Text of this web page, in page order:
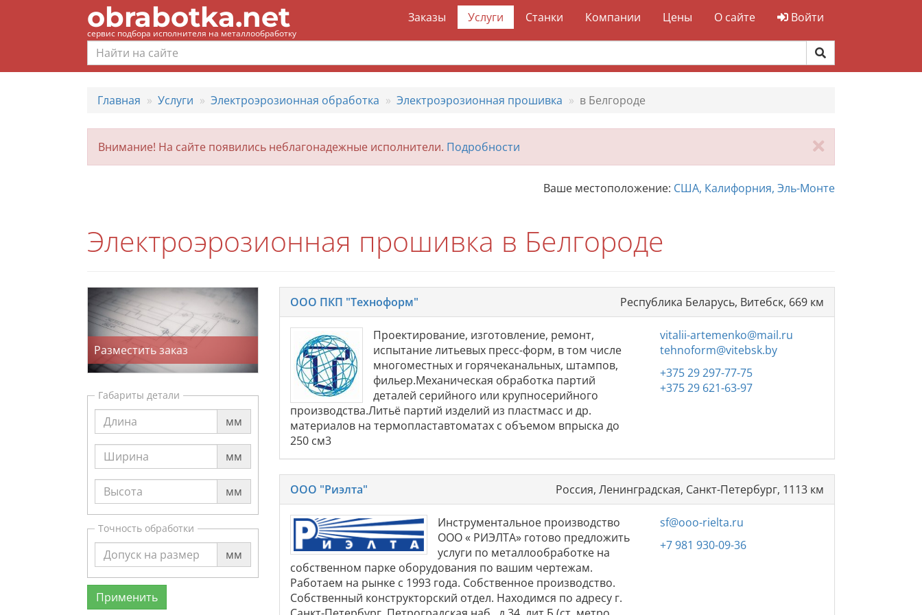
obrabotka.net
сервис подбора исполнителя на металлообработку
Заказы Услуги Станки Компании Цены О сайте Войти
Главная Услуги Электроэрозионная обработка Электроэрозионная прошивка в Белгороде
Внимание! На сайте появились неблагонадежные исполнители. Подробности
Ваше местоположение: США, Калифорния, Эль-Монте
Электроэрозионная прошивка в Белгороде
Разместить заказ
Габариты детали
мм
мм
мм
Точность обработки
мм
ООО ПКП "Техноформ" Республика Беларусь, Витебск, 669 км
Проектирование, изготовление, ремонт,
испытание литьевых пресс-форм, в том числе
многоместных и горячеканальных, штампов,
фильер.Механическая обработка партий
деталей серийного или крупносерийного
производства.Литьё партий изделий из пластмасс и др.
материалов на термопластавтоматах с объемом впрыска до
250 см3
vitalii-artemenko@mail.ru
tehnoform@vitebsk.by
+375 29 297-77-75
+375 29 621-63-97
ООО "Риэлта" Россия, Ленинградская, Санкт-Петербург, 1113 км
Инструментальное производство
ООО « РИЭЛТА» готово предложить
услуги по металлообработке на
собственном парке оборудования по вашим чертежам.
Работаем на рынке с 1993 года. Собственное производство.
Собственный конструкторский отдел. Находимся по адресу г.
sf@ooo-rielta.ru
+7 981 930-09-36